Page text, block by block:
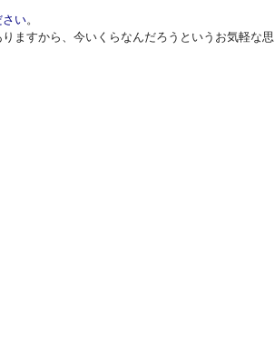
さい。
ますから、今いくらなんだろうというお気軽な思